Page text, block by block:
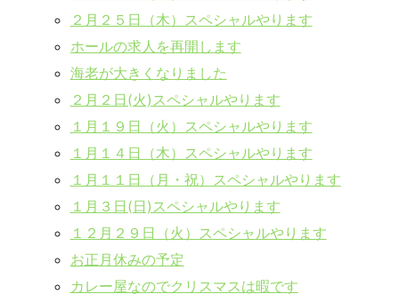
２月２５日（木）スペシャルやります
ホールの求人を再開します
海老が大きくなりました
２月２日(火)スペシャルやります
１月１９日（火）スペシャルやります
１月１４日（木）スペシャルやります
１月１１日（月・祝）スペシャルやります
１月３日(日)スペシャルやります
１２月２９日（火）スペシャルやります
お正月休みの予定
カレー屋なのでクリスマスは暇です